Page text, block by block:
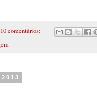
10 comentários: